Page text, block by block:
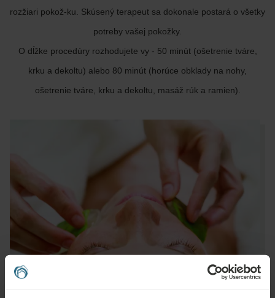
rozžiari pokož-ku. Skúsený terapeut sa dokonale postará o všetky
potreby vašej pokožky.
O dĺžke procedúry rozhodujete vy - 50 minút (ošetrenie tváre,
krku a dekoltu) alebo 80 minút (horúce obklady na nohy,
ošetrenie tváre, krku a dekoltu, masáž rúk a ramien).